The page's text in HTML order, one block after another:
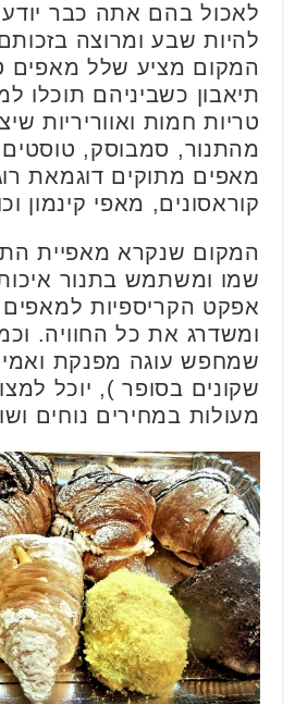
לאכול בהם אתה כבר
להיות שבע ומרוצה
המקום מציע שלל מאפים
תיאבון כשביניהם תוכלו
טריות חמות ואווריריות
מהתנור, סמבוסק, טוסטים
מאפים מתוקים דוגמאת
קוראסונים, מאפי קינמון
המקום שנקרא מאפיית
שמו ומשתמש בתנור
אפקט הקריספיות
ומשדרג את כל החוויה.
שמחפש עוגה מפנקת
שקונים בסופר ), יוכל
מעולות במחירים נוחים